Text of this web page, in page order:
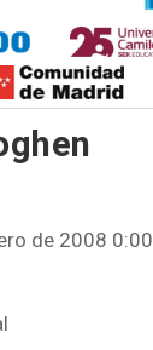
de 2008 0:00